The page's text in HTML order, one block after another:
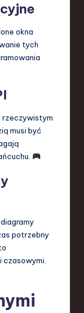
okna
tych
rzeczywistym
musi być
potrzebny
czasowymi.